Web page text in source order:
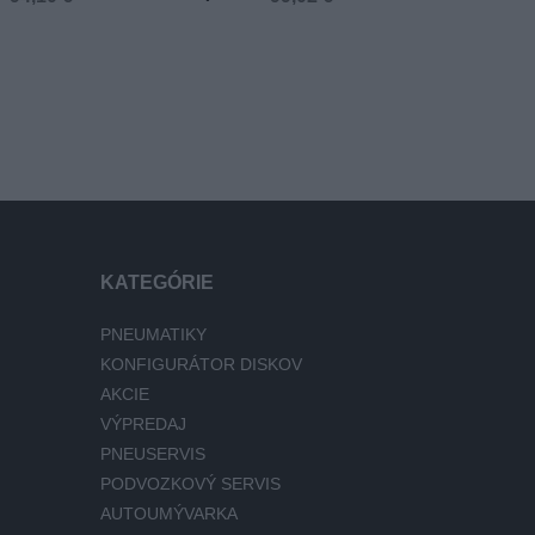
KATEGÓRIE
PNEUMATIKY
KONFIGURÁTOR DISKOV
AKCIE
VÝPREDAJ
PNEUSERVIS
PODVOZKOVÝ SERVIS
AUTOUMÝVARKA